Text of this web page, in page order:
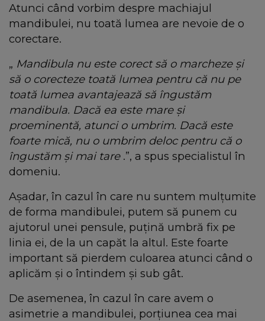
Atunci când vorbim despre machiajul
mandibulei, nu toată lumea are nevoie de o
corectare.
„ Mandibula nu este corect să o marcheze și
să o corecteze toată lumea pentru că nu pe
toată lumea avantajează să îngustăm
mandibula. Dacă ea este mare și
proeminentă, atunci o umbrim. Dacă este
foarte mică, nu o umbrim deloc pentru că o
îngustăm și mai tare .”, a spus specialistul în
domeniu.
Așadar, în cazul în care nu suntem mulțumite
de forma mandibulei, putem să punem cu
ajutorul unei pensule, puțină umbră fix pe
linia ei, de la un capăt la altul. Este foarte
important să pierdem culoarea atunci când o
aplicăm și o întindem și sub gât.
De asemenea, în cazul în care avem o
asimetrie a mandibulei, porțiunea cea mai